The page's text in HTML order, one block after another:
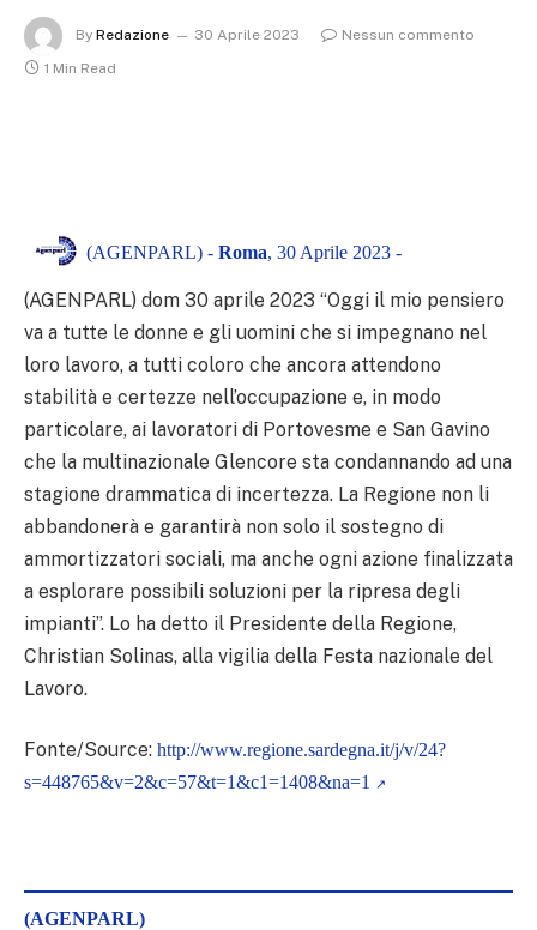
By Redazione 30 Aprile 2023
Nessun commento
1 Min Read
(AGENPARL) - Roma, 30 Aprile 2023 -
(AGENPARL) dom 30 aprile 2023 “Oggi il mio pensiero
va a tutte le donne e gli uomini che si impegnano nel
loro lavoro, a tutti coloro che ancora attendono
stabilità e certezze nell’occupazione e, in modo
particolare, ai lavoratori di Portovesme e San Gavino
che la multinazionale Glencore sta condannando ad una
stagione drammatica di incertezza. La Regione non li
abbandonerà e garantirà non solo il sostegno di
ammortizzatori sociali, ma anche ogni azione finalizzata
a esplorare possibili soluzioni per la ripresa degli
impianti”. Lo ha detto il Presidente della Regione,
Christian Solinas, alla vigilia della Festa nazionale del
Lavoro.
Fonte/Source: http://www.regione.sardegna.it/j/v/24?
s=448765&v=2&c=57&t=1&c1=1408&na=1
(AGENPARL)